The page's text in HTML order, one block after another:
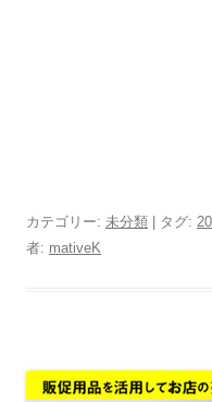
カテゴリー: 未分類 | タグ:
者: mativeK